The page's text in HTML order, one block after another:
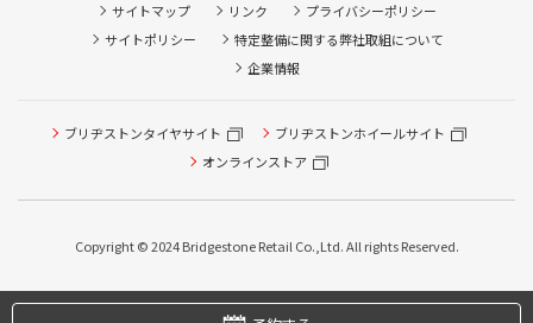
サイトマップ リンク
プライバシーポリシー
サイトポリシー
特定整備に関する弊社取組について
企業情報
ブリヂストンタイヤサイト
ブリヂストンホイールサイト
オンラインストア
Copyright © 2024 Bridgestone Retail Co.,Ltd. All rights Reserved.
ピット作業の予約